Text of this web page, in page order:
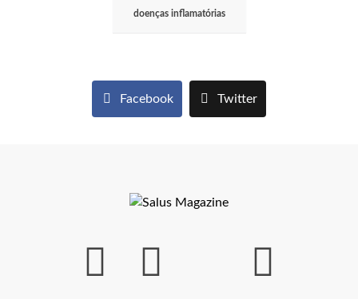
doenças inflamatórias
Facebook Twitter